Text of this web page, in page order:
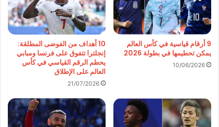
9 أرقام قياسية في كأس العالم
يمكن تحطيمها في بطولة 2026
10/06/2026
10 أهداف من الفوضى المطلقة:
إنجلترا تتفوق على فرنسا ومبابي
يحطم الرقم القياسي في كأس
العالم على الإطلاق
21/07/2026